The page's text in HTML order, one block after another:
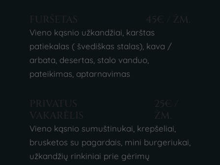
FURŠETAS 45€ / ŽM.
Vieno kąsnio užkandžiai, karštas
patiekalas ( švediškas stalas), kava /
arbata, desertas, stalo vanduo,
pateikimas, aptarnavimas
PRIVATUS
VAKARĖLIS
25€ /
ŽM.
Vieno kąsnio sumuštinukai, krepšeliai,
brusketos su pagardais, mini burgeriukai,
užkandžių rinkiniai prie gėrimų